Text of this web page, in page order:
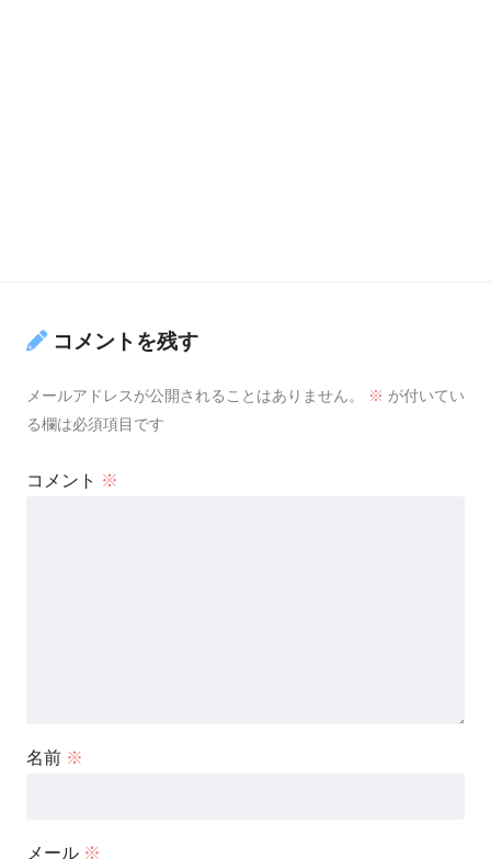
コメントを残す
メールアドレスが公開されることはありません。 ※ が付いてい
る欄は必須項目です
コメント ※
名前 ※
メール ※